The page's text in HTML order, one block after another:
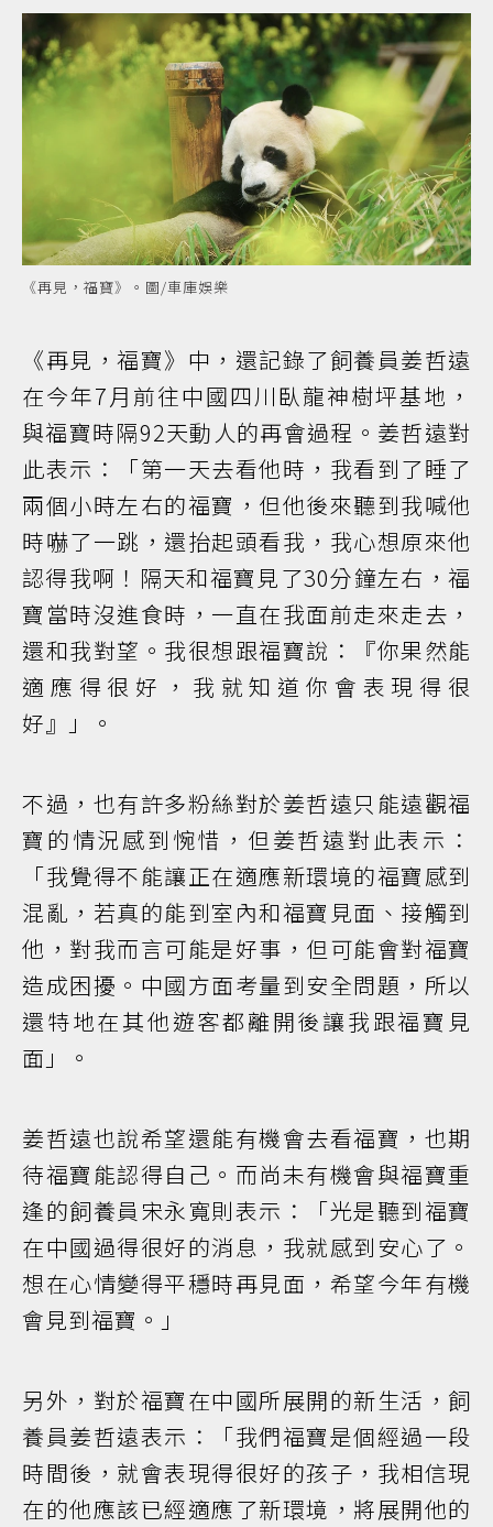
《再見，福寶》。圖/車庫娛樂
《再見，福寶》中，還記錄了飼養員姜哲遠
在今年7月前往中國四川臥龍神樹坪基地，
與福寶時隔92天動人的再會過程。姜哲遠對
此表示：「第一天去看他時，我看到了睡了
兩個小時左右的福寶，但他後來聽到我喊他
時嚇了一跳，還抬起頭看我，我心想原來他
認得我啊！隔天和福寶見了30分鐘左右，福
寶當時沒進食時，一直在我面前走來走去，
還和我對望。我很想跟福寶說：『你果然能
適應得很好，我就知道你會表現得很
好』」。
不過，也有許多粉絲對於姜哲遠只能遠觀福
寶的情況感到惋惜，但姜哲遠對此表示：
「我覺得不能讓正在適應新環境的福寶感到
混亂，若真的能到室內和福寶見面、接觸到
他，對我而言可能是好事，但可能會對福寶
造成困擾。中國方面考量到安全問題，所以
還特地在其他遊客都離開後讓我跟福寶見
面」。
姜哲遠也說希望還能有機會去看福寶，也期
待福寶能認得自己。而尚未有機會與福寶重
逢的飼養員宋永寬則表示：「光是聽到福寶
在中國過得很好的消息，我就感到安心了。
想在心情變得平穩時再見面，希望今年有機
會見到福寶。」
另外，對於福寶在中國所展開的新生活，飼
養員姜哲遠表示：「我們福寶是個經過一段
時間後，就會表現得很好的孩子，我相信現
在的他應該已經適應了新環境，將展開他的